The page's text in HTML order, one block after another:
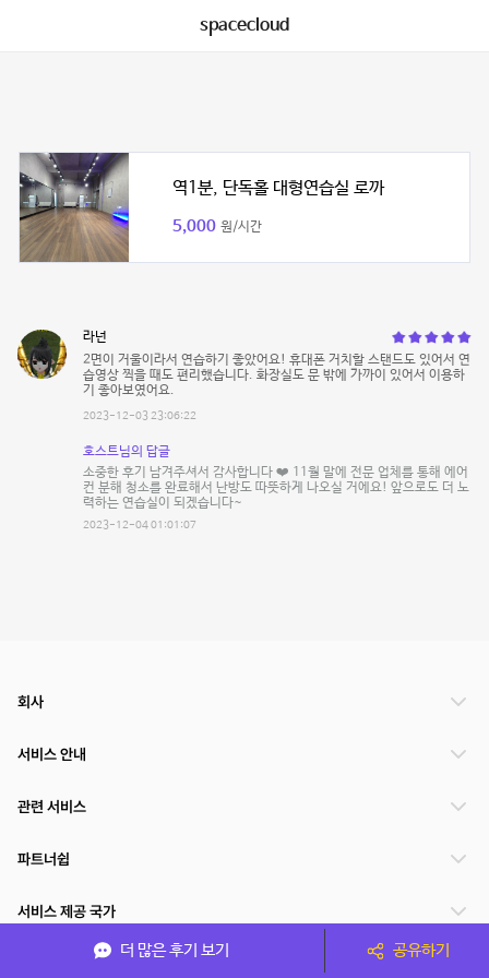
spacecloud
역1분, 단독홀 대형연습실 로까
5,000 원/시간
라넌
2면이 거울이라서 연습하기 좋았어요! 휴대폰 거치할 스탠드도 있어서 연
습영상 찍을 때도 편리했습니다. 화장실도 문 밖에 가까이 있어서 이용하
기 좋아보였어요.
2023-12-03 23:06:22
호스트님의 답글
소중한 후기 남겨주셔서 감사합니다 ❤️ 11월 말에 전문 업체를 통해 에어
컨 분해 청소를 완료해서 난방도 따뜻하게 나오실 거에요! 앞으로도 더 노
력하는 연습실이 되겠습니다~
2023-12-04 01:01:07
더 많은 후기 보기 공유하기
회사
서비스 안내
관련 서비스
파트너쉽
서비스 제공 국가